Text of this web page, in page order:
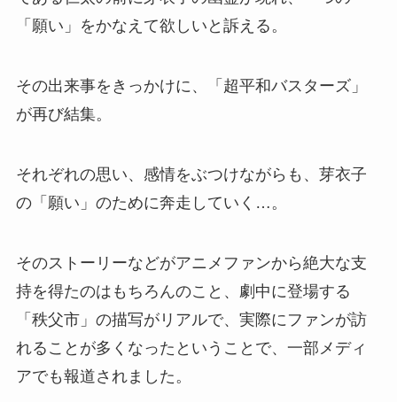
「願い」をかなえて欲しいと訴える。
その出来事をきっかけに、「超平和バスターズ」
が再び結集。
それぞれの思い、感情をぶつけながらも、芽衣子
の「願い」のために奔走していく…。
そのストーリーなどがアニメファンから絶大な支
持を得たのはもちろんのこと、劇中に登場する
「秩父市」の描写がリアルで、実際にファンが訪
れることが多くなったということで、一部メディ
アでも報道されました。